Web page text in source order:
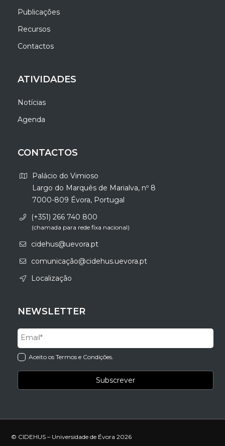
Publicações
Recursos
Contactos
ATIVIDADES
Notícias
Agenda
CONTACTOS
Palácio do Vimioso
Largo do Marquês de Marialva, nº 8
7000-809 Évora, Portugal
(+351) 266 740 800
(chamada para rede fixa nacional)
cidehus@uevora.pt
comunicação@cidehus.uevora.pt
Localização
NEWSLETTER
Aceito os Termos e Condições.
© CIDEHUS – Universidade de Évora 2026